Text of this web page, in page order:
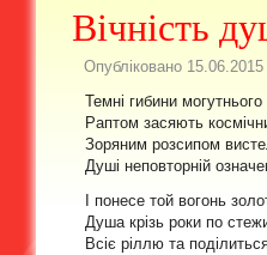
Вічність
Опубліковано
Темні гибини могутнього
Раптом засяють
Зоряним розсипом
Душі неповторній
І понесе той вогонь
Душа крізь роки по
Всіє ріллю та